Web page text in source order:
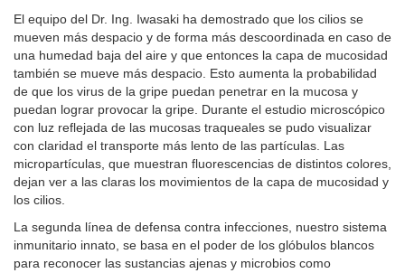
El equipo del Dr. Ing. Iwasaki ha demostrado que los cilios se
mueven más despacio y de forma más descoordinada en caso de
una humedad baja del aire y que entonces la capa de mucosidad
también se mueve más despacio. Esto aumenta la probabilidad
de que los virus de la gripe puedan penetrar en la mucosa y
puedan lograr provocar la gripe. Durante el estudio microscópico
con luz reflejada de las mucosas traqueales se pudo visualizar
con claridad el transporte más lento de las partículas. Las
micropartículas, que muestran fluorescencias de distintos colores,
dejan ver a las claras los movimientos de la capa de mucosidad y
los cilios.
La segunda línea de defensa contra infecciones, nuestro sistema
inmunitario innato, se basa en el poder de los glóbulos blancos
para reconocer las sustancias ajenas y microbios como